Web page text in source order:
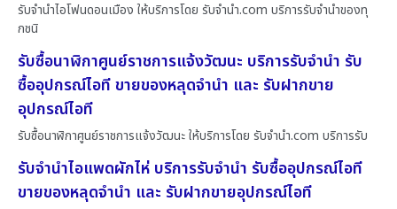
รับจำนำไอโฟนดอนเมือง ให้บริการโดย รับจํานํา.com บริการรับจำนำของทุ
กชนิ
รับซื้อนาฬิกาศูนย์ราชการแจ้งวัฒนะ บริการรับจำนำ รับ
ซื้ออุปกรณ์ไอที ขายของหลุดจำนำ และ รับฝากขาย
อุปกรณ์ไอที
รับซื้อนาฬิกาศูนย์ราชการแจ้งวัฒนะ ให้บริการโดย รับจํานํา.com บริการรับ
รับจำนำไอแพดผักไห่ บริการรับจำนำ รับซื้ออุปกรณ์ไอที
ขายของหลุดจำนำ และ รับฝากขายอุปกรณ์ไอที